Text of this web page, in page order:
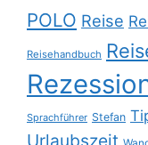
POLO Reise
Reisehandbuch
Sprachführer Stefan
Urlaubszeit